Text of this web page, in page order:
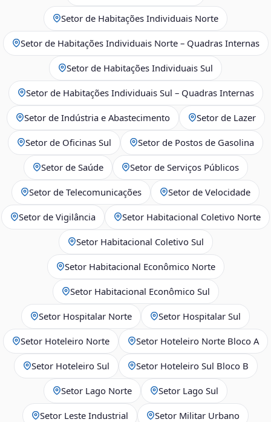
Setor de Habitações Individuais Norte
Setor de Habitações Individuais Norte – Quadras Internas
Setor de Habitações Individuais Sul
Setor de Habitações Individuais Sul – Quadras Internas
Setor de Indústria e Abastecimento Setor de Lazer
Setor de Oficinas Sul Setor de Postos de Gasolina
Setor de Saúde Setor de Serviços Públicos
Setor de Telecomunicações Setor de Velocidade
Setor de Vigilância Setor Habitacional Coletivo Norte
Setor Habitacional Coletivo Sul
Setor Habitacional Econômico Norte
Setor Habitacional Econômico Sul
Setor Hospitalar Norte Setor Hospitalar Sul
Setor Hoteleiro Norte Setor Hoteleiro Norte Bloco A
Setor Hoteleiro Sul Setor Hoteleiro Sul Bloco B
Setor Lago Norte Setor Lago Sul
Setor Leste Industrial Setor Militar Urbano